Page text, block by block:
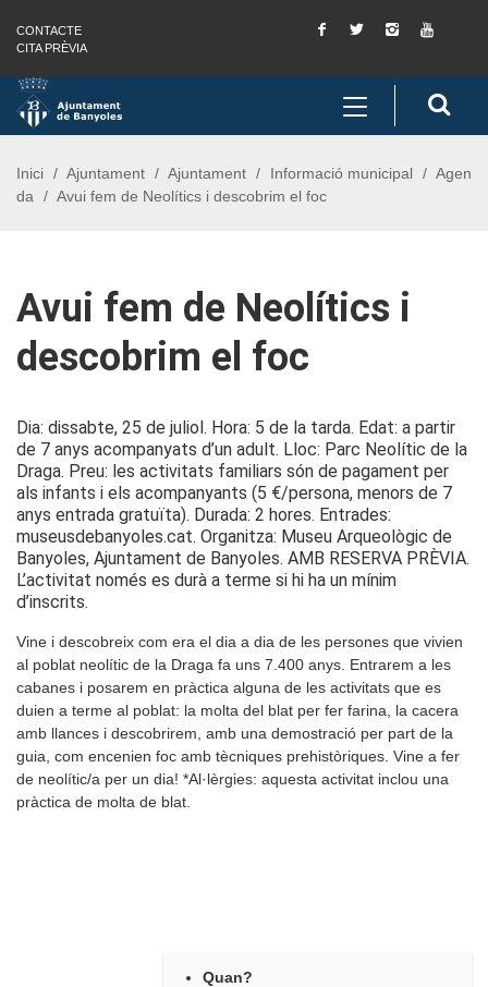
Saltar al contingut
Saltar a la navegació
Informació de contacte
CONTACTE
CITA PRÈVIA
Facebook
Twitter Instagram
Toggle
navigation
Inici Ajuntament Ajuntament Informació municipal
Agen
da
Avui fem de Neolítics i descobrim el foc
Avui fem de Neolítics i
descobrim el foc
Dia: dissabte, 25 de juliol. Hora: 5 de la tarda. Edat: a partir
de 7 anys acompanyats d’un adult. Lloc: Parc Neolític de la
Draga. Preu: les activitats familiars són de pagament per
als infants i els acompanyants (5 €/persona, menors de 7
anys entrada gratuïta). Durada: 2 hores. Entrades:
museusdebanyoles.cat. Organitza: Museu Arqueològic de
Banyoles, Ajuntament de Banyoles. AMB RESERVA PRÈVIA.
L’activitat només es durà a terme si hi ha un mínim
d’inscrits.
Vine i descobreix com era el dia a dia de les persones que vivien
al poblat neolític de la Draga fa uns 7.400 anys. Entrarem a les
cabanes i posarem en pràctica alguna de les activitats que es
duien a terme al poblat: la molta del blat per fer farina, la cacera
amb llances i descobrirem, amb una demostració per part de la
guia, com encenien foc amb tècniques prehistòriques. Vine a fer
de neolític/a per un dia! *Al·lèrgies: aquesta activitat inclou una
pràctica de molta de blat.
Quan?